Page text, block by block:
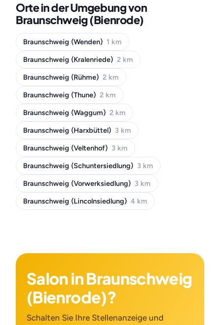
Orte in der Umgebung von
Braunschweig (Bienrode)
Braunschweig (Wenden) 1 km
Braunschweig (Kralenriede) 2 km
Braunschweig (Rühme) 2 km
Braunschweig (Thune) 2 km
Braunschweig (Waggum) 2 km
Braunschweig (Harxbüttel) 3 km
Braunschweig (Veltenhof) 3 km
Braunschweig (Schuntersiedlung) 3 km
Braunschweig (Vorwerksiedlung) 3 km
Braunschweig (Lincolnsiedlung) 4 km
Salon in Braunschweig
(Bienrode)?
Schalten Sie Ihre Stellenanzeige und